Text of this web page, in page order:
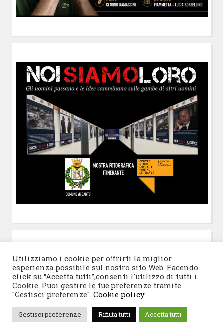
© 2026 Progetto San Francesco |Tema WordPress:
Blogghiamodi CrestaProject.
Utilizziamo i cookie per offrirti la miglior
esperienza possibile sul nostro sito Web. Facendo
click su “Accetta tutti”,consenti l'utilizzo di tutti i
Cookie. Puoi gestire le tue preferenze tramite
"Gestisci preferenze". Cookie policy
Gestisci preferenze Rifiuta tutti Accetta tutti